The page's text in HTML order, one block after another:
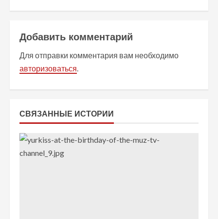
л
и
т
ь
ч
т
е
Добавить комментарий
Для отправки комментария вам необходимо
авторизоваться.
СВЯЗАННЫЕ ИСТОРИИ